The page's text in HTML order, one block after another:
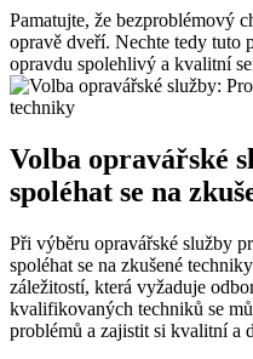
Pamatujte, že bezproblémový
opravě dveří. Nechte tedy tuto
opravdu spolehlivý a kvalitní
Volba opravářské
spoléhat se na
Při výběru opravářské služby
spoléhat se na zkušené
záležitostí, která vyžaduje
kvalifikovaných techniků se
problémů a zajistit si kvalitní a